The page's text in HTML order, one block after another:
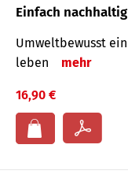
Einfach nachhaltig
Umweltbewusst
leben
mehr
16,90 €